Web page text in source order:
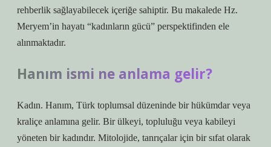
rehberlik sağlayabilecek içeriğe sahiptir. Bu makalede Hz.
Meryem’in hayatı “kadınların gücü” perspektifinden ele
alınmaktadır.
Hanım ismi ne anlama gelir?
Kadın. Hanım, Türk toplumsal düzeninde bir hükümdar veya
kraliçe anlamına gelir. Bir ülkeyi, topluluğu veya kabileyi
yöneten bir kadındır. Mitolojide, tanrıçalar için bir sıfat olarak